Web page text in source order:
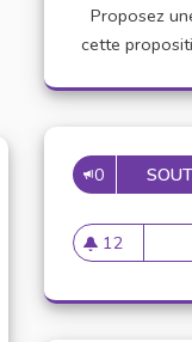
Proposez
cette
0
12
12